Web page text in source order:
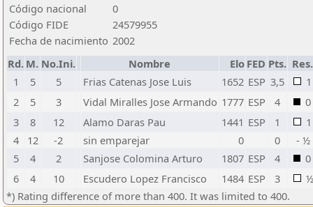
Código nacional
0
Código FIDE
24579955
Fecha de nacimiento 2002
Rd. M. No.Ini. Nombre Elo FED Pts. Res.
1
5 5 Frias Catenas Jose Luis 1652 ESP 3,5
1
2
5 3 Vidal Miralles Jose Armando 1777 ESP 4
0
3
8 12 Alamo Daras Pau 1441 ESP 1
1
4
12 -2 sin emparejar 0 0
- ½
5
4 2 Sanjose Colomina Arturo 1807 ESP 4
0
6
4 10 Escudero Lopez Francisco 1484 ESP 3
½
*) Rating difference of more than 400. It was limited to 400.